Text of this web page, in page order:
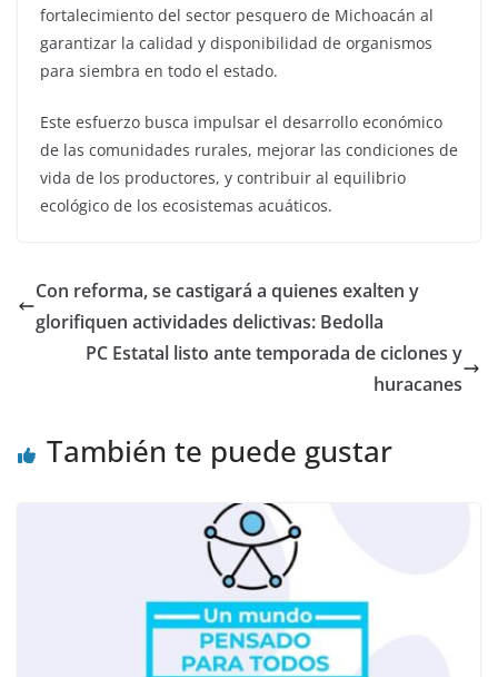
fortalecimiento del sector pesquero de Michoacán al
garantizar la calidad y disponibilidad de organismos
para siembra en todo el estado.
Este esfuerzo busca impulsar el desarrollo económico
de las comunidades rurales, mejorar las condiciones de
vida de los productores, y contribuir al equilibrio
ecológico de los ecosistemas acuáticos.
Con reforma, se castigará a quienes exalten y
glorifiquen actividades delictivas: Bedolla
PC Estatal listo ante temporada de ciclones y
huracanes
También te puede gustar